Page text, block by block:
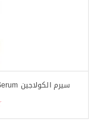
سيرم الكولاجين AGEOFF Collagen-Activating-Peptide-Serum